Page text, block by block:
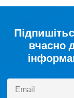
вчасно